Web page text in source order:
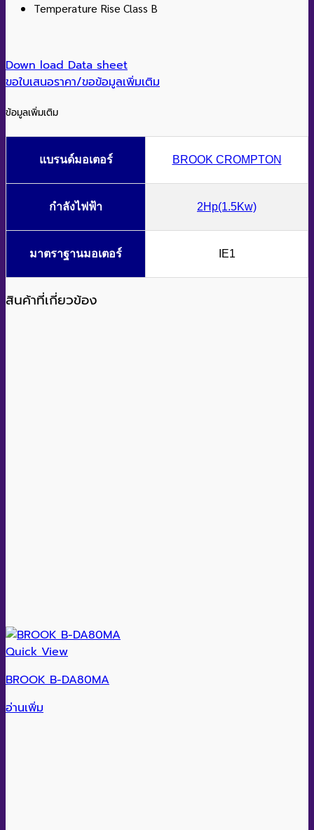
Temperature Rise Class B
Down load Data sheet
ขอใบเสนอราคา/ขอข้อมูลเพิ่มเติม
ข้อมูลเพิ่มเติม
แบรนด์มอเตอร์ BROOK CROMPTON
กำลังไฟฟ้า 2Hp(1.5Kw)
มาตราฐานมอเตอร์ IE1
สินค้าที่เกี่ยวข้อง
Quick View
BROOK B-DA80MA
อ่านเพิ่ม